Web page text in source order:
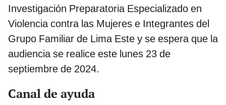
Investigación Preparatoria Especializado en
Violencia contra las Mujeres e Integrantes del
Grupo Familiar de Lima Este y se espera que la
audiencia se realice este lunes 23 de
septiembre de 2024.
Canal de ayuda